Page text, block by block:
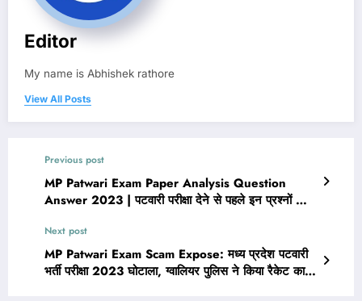
Editor
My name is Abhishek rathore
View All Posts
Previous post
MP Patwari Exam Paper Analysis Question
Answer 2023 | पटवारी परीक्षा देने से पहले इन प्रश्नों को
Next post
MP Patwari Exam Scam Expose: मध्य प्रदेश पटवारी
भर्ती परीक्षा 2023 घोटाला, ग्वालियर पुलिस ने किया रैकेट का